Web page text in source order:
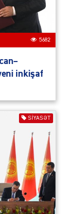
5682
inkişaf
SIYASƏT